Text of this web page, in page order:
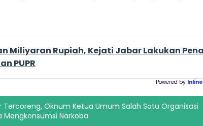
Miliyaran Rupiah, Kejati Jabar Lakukan
PUPR
Powered by
Tercoreng, Oknum Ketua Umum Salah Satu Organisasi
Mengkonsumsi Narkoba